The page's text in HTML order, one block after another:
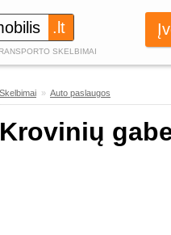
.lt
SKELBIMAI
Skelbimai » Auto paslaugos
Krovinių